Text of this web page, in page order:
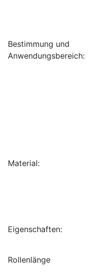
Bestimmung und
Anwendungsbereich:
Material:
Eigenschaften:
Rollenlänge